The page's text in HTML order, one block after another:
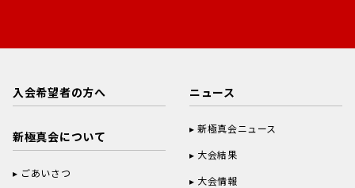
入会希望者の方へ
新極真会について
ごあいさつ
ニュース
新極真会ニュース
大会結果
大会情報